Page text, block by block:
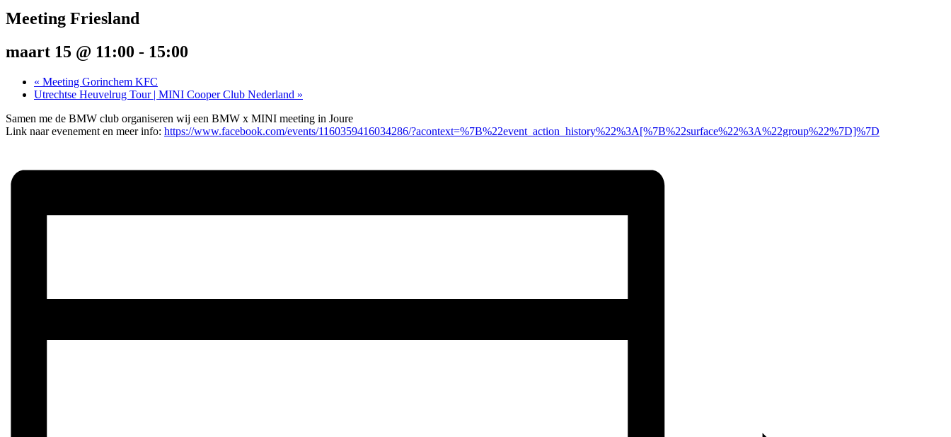
Meeting Friesland
maart 15 @ 11:00 - 15:00
« Meeting Gorinchem KFC
Utrechtse Heuvelrug Tour | MINI Cooper Club Nederland »
Samen me de BMW club organiseren wij een BMW x MINI meeting in Joure
Link naar evenement en meer info: https://www.facebook.com/events/1160359416034286/?acontext=%7B%22event_action_history%22%3A[%7B%22surface%22%3A%22group%22%7D]%7D